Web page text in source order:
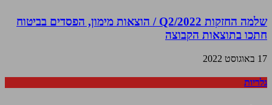
שלמה החזקות Q2/2022 / הוצאות מימון, הפסדים בביטוח
חתכו בתוצאות הקבוצה
17 באוגוסט 2022
גלריות